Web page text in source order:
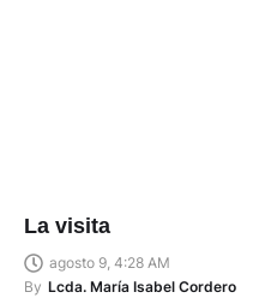
La visita
agosto 9, 4:28 AM
By Lcda. María Isabel Cordero